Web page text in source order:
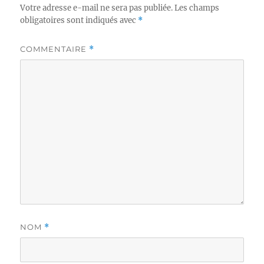
Votre adresse e-mail ne sera pas publiée. Les champs
obligatoires sont indiqués avec *
COMMENTAIRE *
NOM *